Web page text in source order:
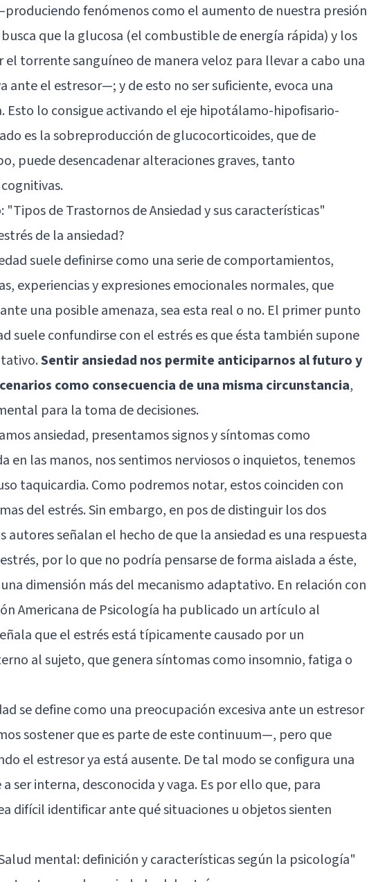
fenómenos como el aumento de nuestra presión
que la glucosa (el combustible de energía rápida) y los
el torrente sanguíneo de manera veloz para llevar a cabo una
ante el estresor—; y de esto no ser suficiente, evoca una
Esto lo consigue activando el eje hipotálamo-hipofisario-
es la sobreproducción de glucocorticoides, que de
puede desencadenar alteraciones graves, tanto
"Tipos de Trastornos de Ansiedad y sus características"
de la ansiedad?
suele definirse como una serie de comportamientos,
experiencias y expresiones emocionales normales, que
una posible amenaza, sea esta real o no. El primer punto
suele confundirse con el estrés es que ésta también supone
Sentir ansiedad nos permite anticiparnos al futuro y
como consecuencia de una misma circunstancia,
para la toma de decisiones.
ansiedad, presentamos signos y síntomas como
en las manos, nos sentimos nerviosos o inquietos, tenemos
taquicardia. Como podremos notar, estos coinciden con
del estrés. Sin embargo, en pos de distinguir los dos
señalan el hecho de que la ansiedad es una respuesta
por lo que no podría pensarse de forma aislada a éste,
dimensión más del mecanismo adaptativo. En relación con
Americana de Psicología ha publicado un artículo al
que el estrés está típicamente causado por un
al sujeto, que genera síntomas como insomnio, fatiga o
se define como una preocupación excesiva ante un estresor
sostener que es parte de este continuum—, pero que
el estresor ya está ausente. De tal modo se configura una
ser interna, desconocida y vaga. Es por ello que, para
difícil identificar ante qué situaciones u objetos sienten
mental: definición y características según la psicología"